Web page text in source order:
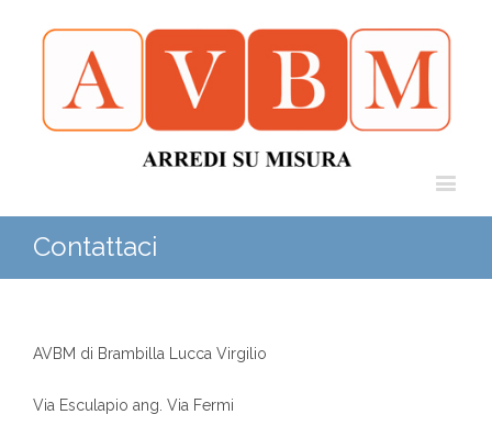
Contattaci
AVBM di Brambilla Lucca Virgilio
Via Esculapio ang. Via Fermi